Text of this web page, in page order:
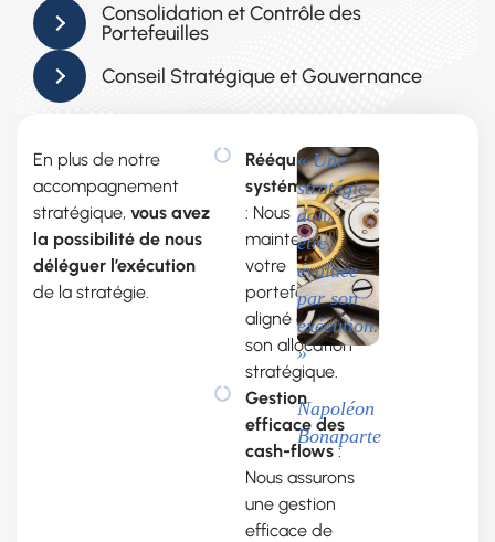
En plus de notre
accompagnement
stratégique, vous avez
la possibilité de nous
déléguer l’exécution
de la stratégie.
Rééquilibrage
systématique
: Nous
maintenons
votre
portefeuille
aligné avec
son allocation
stratégique.
Gestion
efficace des
cash-flows :
Nous assurons
une gestion
efficace de
« Une
stratégie
doit
être
évaluée
par son
exécution.
»
Napoléon
Bonaparte
Consolidation et Contrôle des
Portefeuilles
Conseil Stratégique et Gouvernance